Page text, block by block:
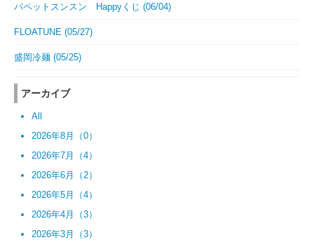
パペットスンスン Happyくじ (06/04)
FLOATUNE (05/27)
盛岡冷麺 (05/25)
アーカイブ
All
2026年8月（0）
2026年7月（4）
2026年6月（2）
2026年5月（4）
2026年4月（3）
2026年3月（3）